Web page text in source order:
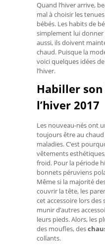
Quand l’hiver arrive,
mal à choisir les
bébés. Les habits de
simplement lui
aussi, ils doivent
chaud. Puisque la
voici quelques idées de
l’hiver.
Habiller
l’hiver 2017
Les nouveau-nés ont
toujours être au
maladies. C’est
vêtements
froid. Pour la période
bonnets péruviens
Même si la majorité
couvrir la tête, les
cet accessoire lors
munir d’autres
leurs pieds. Alors, les
des moufles, des
collants.